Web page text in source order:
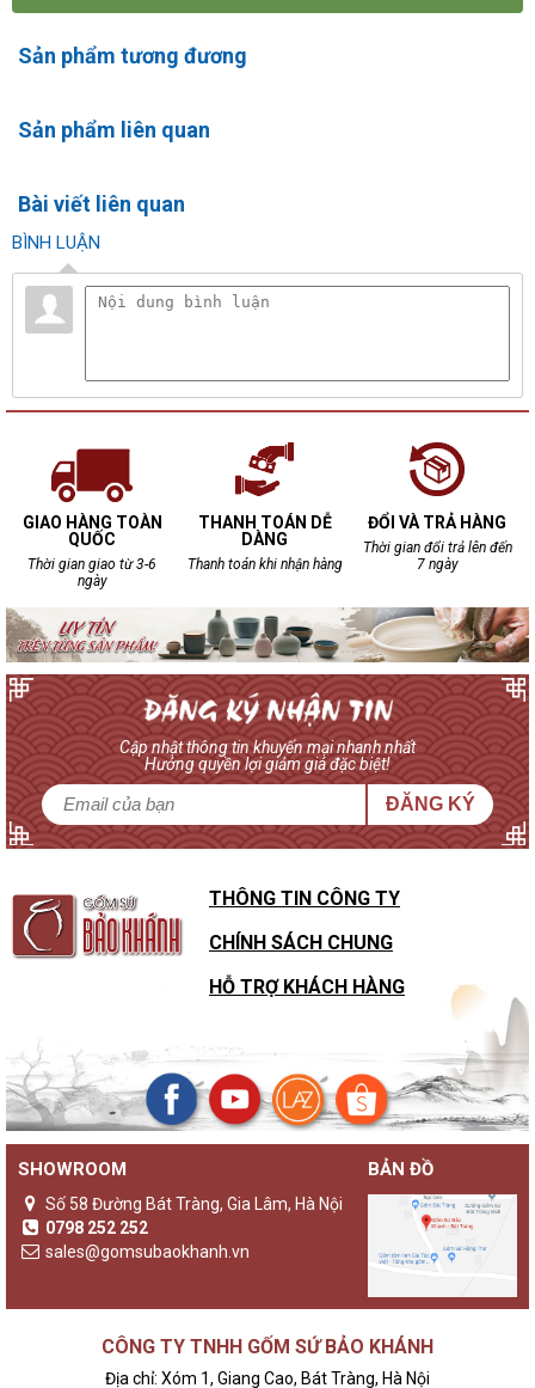
Sản phẩm tương đương
Sản phẩm liên quan
Bài viết liên quan
BÌNH LUẬN
GIAO HÀNG TOÀN
QUỐC
Thời gian giao từ 3-6
ngày
THANH TOÁN DỄ
DÀNG
Thanh toán khi nhận hàng
ĐỔI VÀ TRẢ HÀNG
Thời gian đổi trả lên đến
7 ngày
Cập nhật thông tin khuyến mại nhanh nhất
Hưởng quyền lợi giảm giá đặc biệt!
ĐĂNG KÝ
THÔNG TIN CÔNG TY
CHÍNH SÁCH CHUNG
HỖ TRỢ KHÁCH HÀNG
SHOWROOM
Số 58 Đường Bát Tràng, Gia Lâm, Hà Nội
0798 252 252
sales@gomsubaokhanh.vn
BẢN ĐỒ
CÔNG TY TNHH GỐM SỨ BẢO KHÁNH
Địa chỉ: Xóm 1, Giang Cao, Bát Tràng, Hà Nội